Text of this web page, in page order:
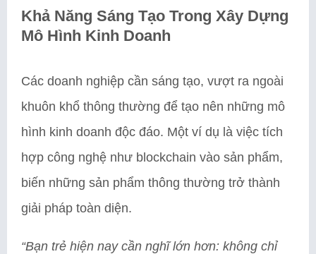
Khả Năng Sáng Tạo Trong Xây Dựng
Mô Hình Kinh Doanh
Các doanh nghiệp cần sáng tạo, vượt ra ngoài
khuôn khổ thông thường để tạo nên những mô
hình kinh doanh độc đáo. Một ví dụ là việc tích
hợp công nghệ như blockchain vào sản phẩm,
biến những sản phẩm thông thường trở thành
giải pháp toàn diện.
“Bạn trẻ hiện nay cần nghĩ lớn hơn: không chỉ